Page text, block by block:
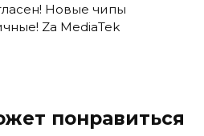
Новые чипы
Za MediaTek
понравиться